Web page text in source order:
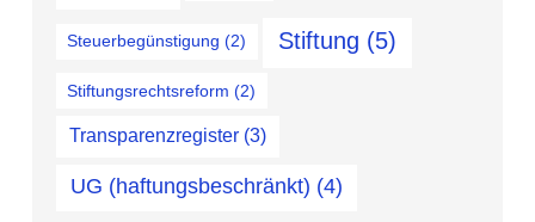
Steuerbegünstigung (2) Stiftung (5)
Stiftungsrechtsreform (2)
Transparenzregister(3)
UG (haftungsbeschränkt) (4)